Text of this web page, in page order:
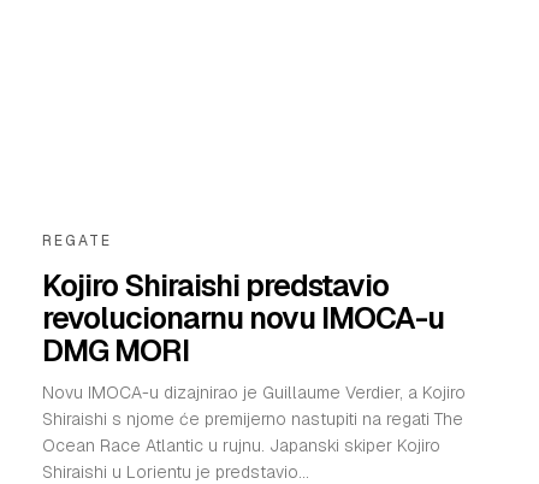
REGATE
Kojiro Shiraishi predstavio
revolucionarnu novu IMOCA-u
DMG MORI
Novu IMOCA-u dizajnirao je Guillaume Verdier, a Kojiro
Shiraishi s njome će premijerno nastupiti na regati The
Ocean Race Atlantic u rujnu. Japanski skiper Kojiro
Shiraishi u Lorientu je predstavio...